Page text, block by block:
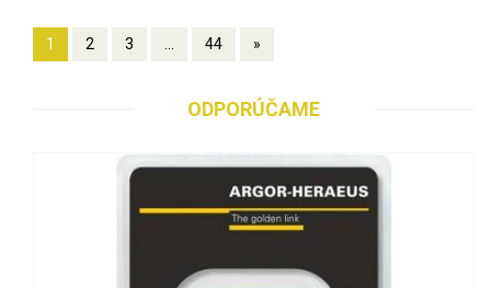
1 2 3 ... 44 »
ODPORÚČAME